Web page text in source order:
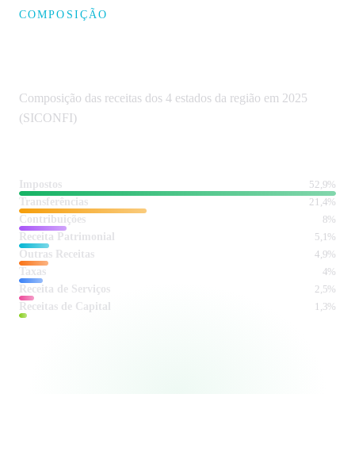
COMPOSIÇÃO
Composição das receitas dos 4 estados da região em 2025
(SICONFI)
Impostos
52,9%
Transferências
21,4%
Contribuições
8%
Receita Patrimonial
5,1%
Outras Receitas
R$ 7,5 bi4,9%
Taxas
4%
Receita de Serviços
2,5%
Receitas de Capital
1,3%